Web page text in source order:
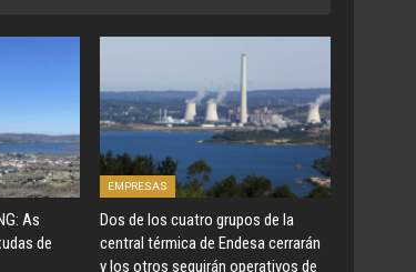
As
de
EMPRESAS
Dos de los cuatro grupos de la
central térmica de Endesa cerrarán
y los otros seguirán operativos de